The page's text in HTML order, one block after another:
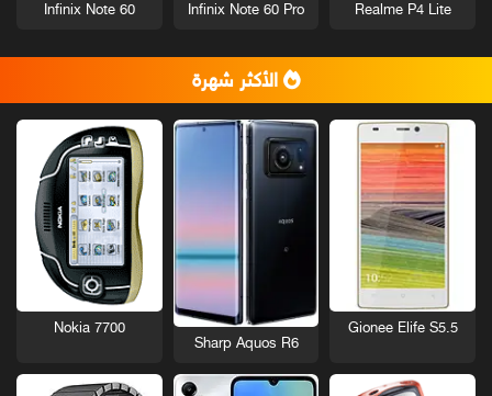
Realme P4 Lite
Infinix Note 60 Pro
Infinix Note 60
الأكثر شهرة
Gionee Elife S5.5
Sharp Aquos R6
Nokia 7700